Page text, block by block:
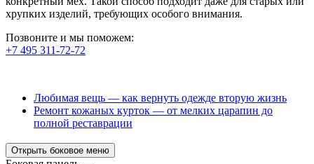
хрупких изделий, требующих особого внимания.
Позвоните и мы поможем:
+7 495 311-72-72
Любимая вещь — как вернуть одежде вторую жизнь
Ремонт кожаных курток — от мелких царапин до
полной реставрации
Открыть боковое меню